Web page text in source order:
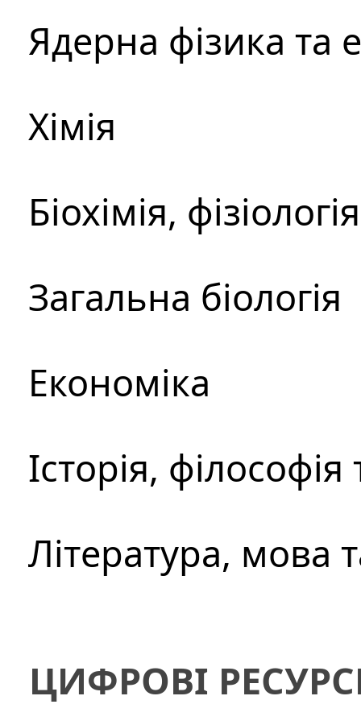
Ядерна фізика та
Хімія
Біохімія,
Загальна біологія
Економіка
Історія,
Література, мова
ЦИФРОВІ